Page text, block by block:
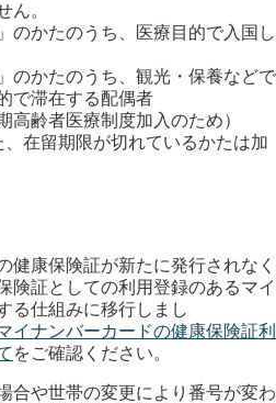
ん。
のかたのうち、医療目的で入国し
のかたのうち、観光・保養などで
で滞在する配偶者
高齢者医療制度加入のため）
在留期限が切れているかたは加
健康保険証が新たに発行されなく
険証としての利用登録のあるマイ
る仕組みに移行しまし
イナンバーカードの健康保険証利
をご確認ください。
合や世帯の変更により番号が変わ